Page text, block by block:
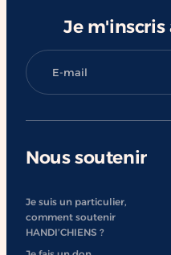
Je m'inscris
Nous soutenir
Je suis un particulier,
comment soutenir
HANDI’CHIENS ?